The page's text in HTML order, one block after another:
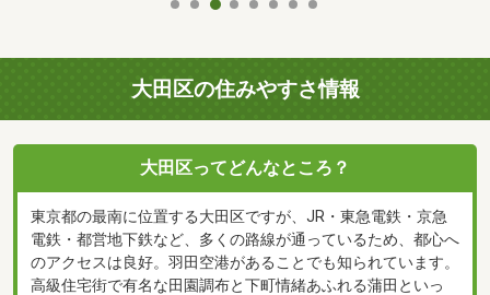
大田区の住みやすさ情報
大田区ってどんなところ？
東京都の最南に位置する大田区ですが、JR・東急電鉄・京急
電鉄・都営地下鉄など、多くの路線が通っているため、都心へ
のアクセスは良好。羽田空港があることでも知られています。
高級住宅街で有名な田園調布と下町情緒あふれる蒲田といっ